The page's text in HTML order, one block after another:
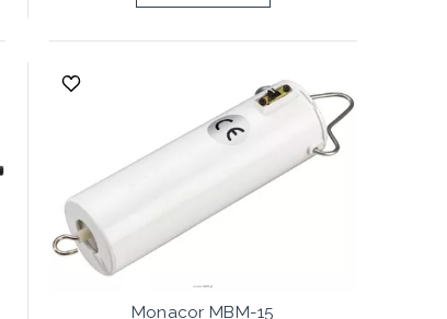
Monacor MBM-15